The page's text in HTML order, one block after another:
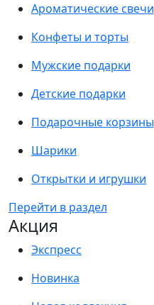
Ароматические свечи
Конфеты и торты
Мужские подарки
Детские подарки
Подарочные корзины
Шарики
Открытки и игрушки
Перейти в раздел
Акция
Экспресс
Новинка